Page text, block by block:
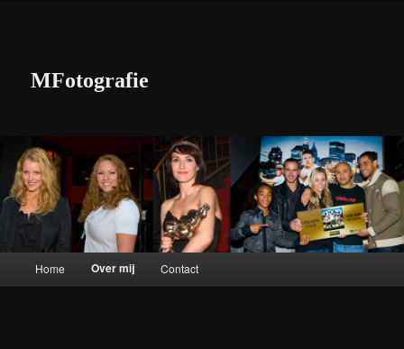
MFotografie
Spring naar de primaire inhoud
Spring naar de secundaire inhoud
Home Over mij Contact